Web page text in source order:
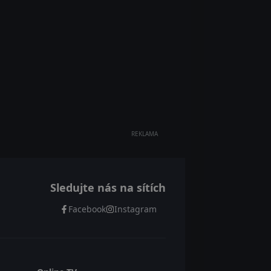
REKLAMA
Sledujte nás na sítích
Facebook Instagram